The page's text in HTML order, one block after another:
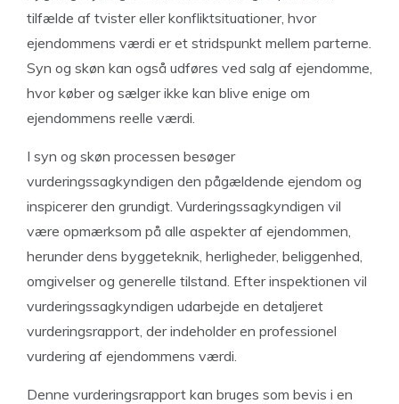
tilfælde af tvister eller konfliktsituationer, hvor
ejendommens værdi er et stridspunkt mellem parterne.
Syn og skøn kan også udføres ved salg af ejendomme,
hvor køber og sælger ikke kan blive enige om
ejendommens reelle værdi.
I syn og skøn processen besøger
vurderingssagkyndigen den pågældende ejendom og
inspicerer den grundigt. Vurderingssagkyndigen vil
være opmærksom på alle aspekter af ejendommen,
herunder dens byggeteknik, herligheder, beliggenhed,
omgivelser og generelle tilstand. Efter inspektionen vil
vurderingssagkyndigen udarbejde en detaljeret
vurderingsrapport, der indeholder en professionel
vurdering af ejendommens værdi.
Denne vurderingsrapport kan bruges som bevis i en